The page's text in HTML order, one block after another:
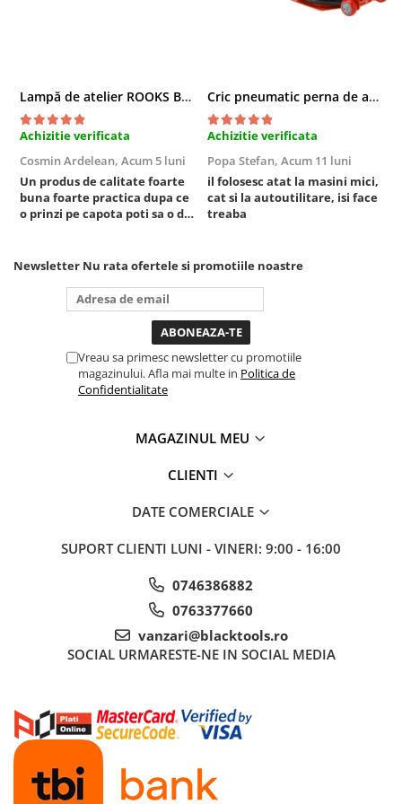
Surubelnite Si Biti
Truse de biti
Truse de surubelnite
Vulcanizare
Masini de dejantat roti
Masini de echilibrat roti
Scule Vulcanizare
Lampă de atelier ROOKS B2 HYBRID pentru capotă, 2000 lumeni, 5000 mAh
Achizitie verificata
Cosmin Ardelean, Acum 5 luni
Un produs de calitate foarte
buna foarte practica dupa ce
o prinzi pe capota poti sa o dai
puternica si de la baterie care
bagi la priza nu mai ai treaba
toata ziua ,ce...
Cric pneumatic perna de aer cu inaltator 6T
Achizitie verificata
Popa Stefan, Acum 11 luni
il folosesc atat la masini mici,
cat si la autoutilitare, isi face
treaba
Newsletter Nu rata ofertele si promotiile noastre
Vreau sa primesc newsletter cu promotiile
magazinului. Afla mai multe in Politica de
Confidentialitate
MAGAZINUL MEU
CLIENTI
DATE COMERCIALE
SUPORT CLIENTI LUNI - VINERI: 9:00 - 16:00
0746386882
0763377660
vanzari@blacktools.ro
SOCIAL URMARESTE-NE IN SOCIAL MEDIA